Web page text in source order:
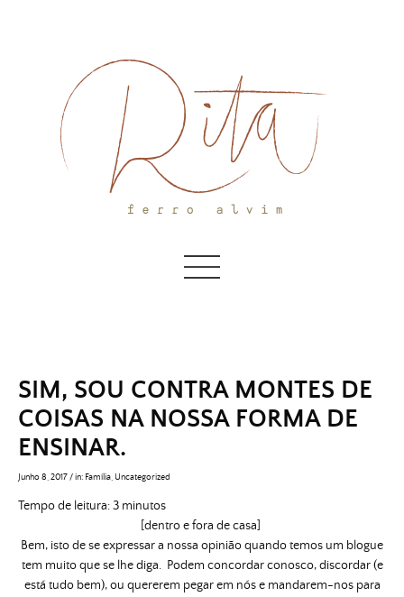
SIM, SOU CONTRA MONTES DE
COISAS NA NOSSA FORMA DE
ENSINAR.
Junho 8, 2017/in: Família Uncategorized
Tempo de leitura:3 minutos
[dentro e fora de casa]
Bem, isto de se expressar a nossa opinião quando temos um blogue
tem muito que se lhe diga. Podem concordar conosco, discordar (e
está tudo bem), ou quererem pegar em nós e mandarem-nos para